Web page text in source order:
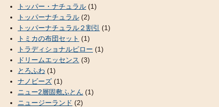
トッパー・ナチュラル (1)
トッパーナチュラル (2)
トッパーナチュラル２割引
(1)
トミカの布団セット (1)
トラディショナルピロー (1)
ドリームエッセンス (3)
とろふわ (1)
ナノビーズ (1)
ニュー2層固敷ふとん (1)
ニュージーランド (2)